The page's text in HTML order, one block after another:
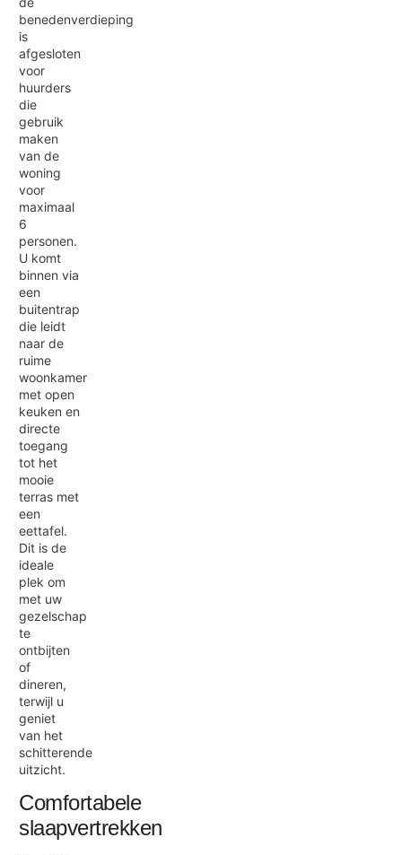
benedenverdieping
is
afgesloten
voor
huurders
die
gebruik
maken
van de
woning
voor
maximaal
6
personen.
U komt
binnen via
een
buitentrap
die leidt
naar de
ruime
woonkamer
met open
keuken en
directe
toegang
tot het
mooie
terras met
een
eettafel.
Dit is de
ideale
plek om
met uw
gezelschap
te
ontbijten
of
dineren,
terwijl u
geniet
van het
schitterende
uitzicht.
Comfortabele
slaapvertrekken